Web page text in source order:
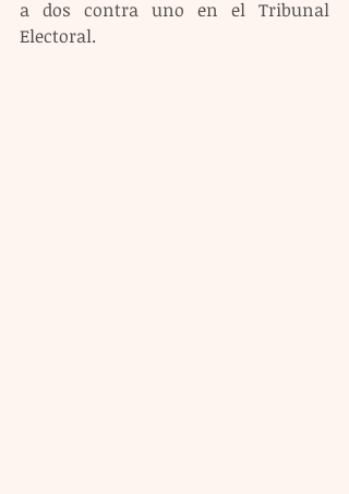
a dos contra uno en el Tribunal
Electoral.